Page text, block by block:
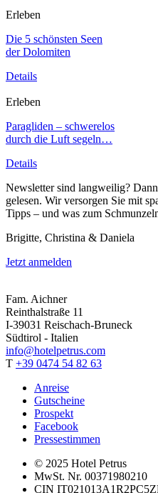
Erleben
Die 5 schönsten Seen
der Dolomiten
Details
Erleben
Paragliden – schwerelos
durch die Luft segeln…
Details
Newsletter sind langweilig?
gelesen. Wir versorgen Sie mit
Tipps – und was zum
Brigitte, Christina & Daniela
Jetzt anmelden
Fam. Aichner
Reinthalstraße 11
I-39031 Reischach-Bruneck
Südtirol - Italien
info@hotelpetrus.com
T +39 0474 54 82 63
Anreise
Gutscheine
Prospekt
Facebook
Pressestimmen
© 2025 Hotel Petrus
MwSt. Nr. 00371980210
CIN